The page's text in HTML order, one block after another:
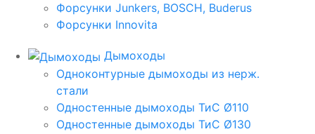
Форсунки Junkers, BOSCH, Buderus
Форсунки Innovita
Дымоходы
Одноконтурные дымоходы из нерж.
стали
Одностенные дымоходы ТиС Ø110
Одностенные дымоходы ТиС Ø130